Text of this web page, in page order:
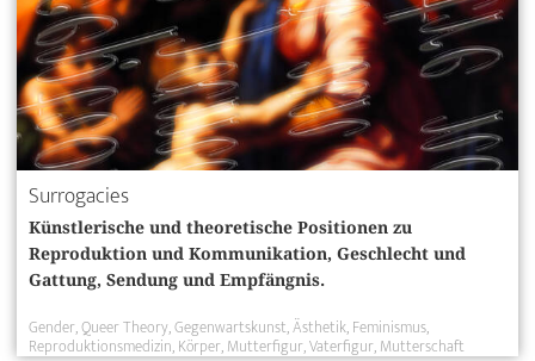
Surrogacies
Künstlerische und theoretische Positionen zu
Reproduktion und Kommunikation, Geschlecht und
Gattung, Sendung und Empfängnis.
Gender Queer Theory Gegenwartskunst Ästhetik Feminismus
Reproduktionsmedizin Körper Mutterfigur Vaterfigur Mutterschaft